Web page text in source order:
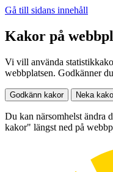
Gå till sidans innehåll
Kakor på
Vi vill använda
webbplatsen. Godkänner
Godkänn kakor Neka
Du kan närsomhelst ändra
kakor" längst ned på